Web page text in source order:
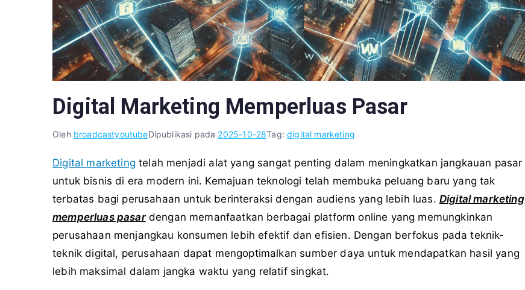
Digital Marketing Memperluas Pasar
Oleh broadcastyoutubeDipublikasi pada 2025-10-28Tag:digital marketing
Digital marketing telah menjadi alat yang sangat penting dalam meningkatkan jangkauan pasar
untuk bisnis di era modern ini. Kemajuan teknologi telah membuka peluang baru yang tak
terbatas bagi perusahaan untuk berinteraksi dengan audiens yang lebih luas. Digital marketing
memperluas pasardengan memanfaatkan berbagai platform online yang memungkinkan
perusahaan menjangkau konsumen lebih efektif dan efisien. Dengan berfokus pada teknik-
teknik digital, perusahaan dapat mengoptimalkan sumber daya untuk mendapatkan hasil yang
lebih maksimal dalam jangka waktu yang relatif singkat.